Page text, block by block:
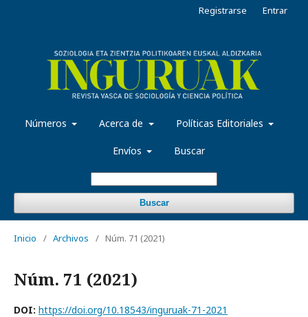
Números Acerca de Políticas Editoriales
Envíos Buscar
Buscar
Registrarse Entrar
Inicio / Archivos / Núm. 71 (2021)
Núm. 71 (2021)
DOI: https://doi.org/10.18543/inguruak-71-2021